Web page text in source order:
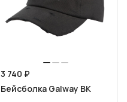
3 740 ₽
Бейсболка Galway BK